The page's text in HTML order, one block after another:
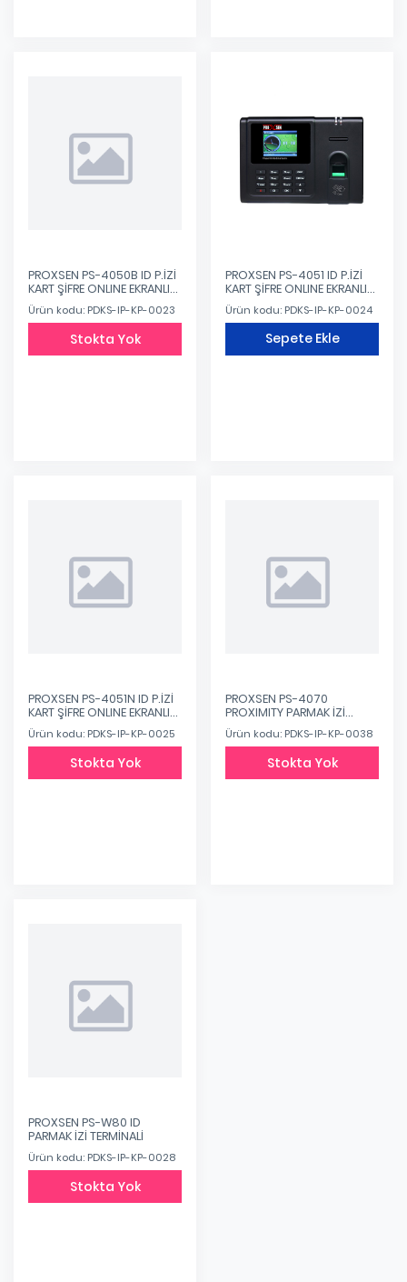
PROXSEN PS-4050B ID P.İZİ
KART ŞİFRE ONLINE EKRANLI
OKUYUCU TERMİNALİ
Ürün kodu: PDKS-IP-KP-0023
Stokta Yok
PROXSEN PS-4051 ID P.İZİ
KART ŞİFRE ONLINE EKRANLI
OKUYUCU TERMİNALİ
Ürün kodu: PDKS-IP-KP-0024
Sepete Ekle
PROXSEN PS-4051N ID P.İZİ
KART ŞİFRE ONLINE EKRANLI
OKUYUCU TERMİNALİ
Ürün kodu: PDKS-IP-KP-0025
Stokta Yok
PROXSEN PS-4070
PROXIMITY PARMAK İZİ
TERMİNALİ
Ürün kodu: PDKS-IP-KP-0038
Stokta Yok
PROXSEN PS-W80 ID
PARMAK İZİ TERMİNALİ
Ürün kodu: PDKS-IP-KP-0028
Stokta Yok